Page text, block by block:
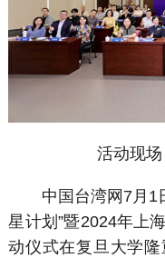
活动现场
中国台湾网7月1日
星计划”暨2024年上
动仪式在复旦大学